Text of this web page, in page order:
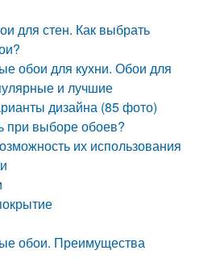
для стен. Как выбрать
обои для кухни. Обои для
и лучшие
дизайна (85 фото)
при выборе обоев?
их использования
обои. Преимущества